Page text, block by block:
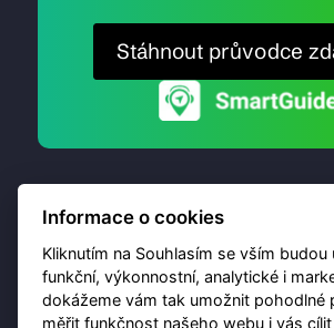
Stáhnout průvodce
© 2026 Destinační portál provozuje
Informace o cookies
Kliknutím na Souhlasím se vším
funkční, výkonnostní, analytické i
dokážeme vám tak umožnit pohodlné
měřit funkčnost našeho webu i vás